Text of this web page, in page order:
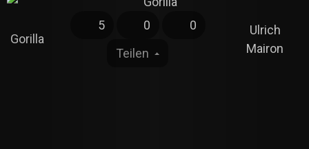
Gorilla
5 0
0
Teilen
Ulrich
Mairon